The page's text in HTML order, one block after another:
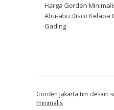
Harga Gorden
Abu-abu Disco Kelapa
Gading
Gorden Jakarta tim desain
minimalis